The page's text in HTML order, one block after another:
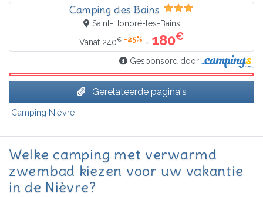
Camping des Bains
Saint-Honoré-les-Bains
Vanaf240€ -25% = 180€
Gesponsord door
Gerelateerde pagina's
Camping Nièvre
Welke camping met verwarmd
zwembad kiezen voor uw vakantie
in de Nièvre?